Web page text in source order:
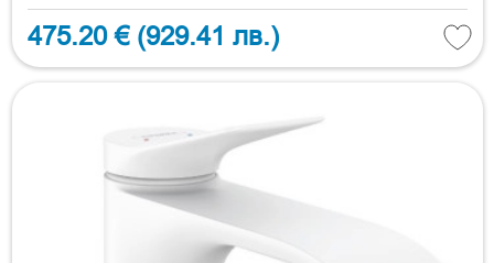
475.20 € (929.41 лв.)